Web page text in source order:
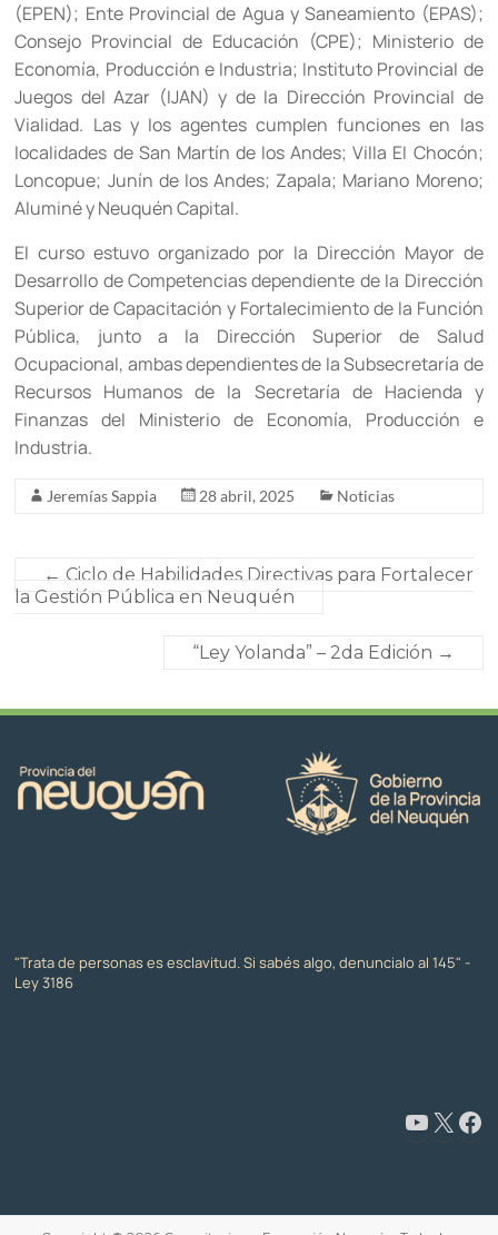
(EPEN); Ente Provincial de Agua y Saneamiento (EPAS);
Consejo Provincial de Educación (CPE); Ministerio de
Economía, Producción e Industria; Instituto Provincial de
Juegos del Azar (IJAN) y de la Dirección Provincial de
Vialidad. Las y los agentes cumplen funciones en las
localidades de San Martín de los Andes; Villa El Chocón;
Loncopue; Junín de los Andes; Zapala; Mariano Moreno;
Aluminé y Neuquén Capital.
El curso estuvo organizado por la Dirección Mayor de
Desarrollo de Competencias dependiente de la Dirección
Superior de Capacitación y Fortalecimiento de la Función
Pública, junto a la Dirección Superior de Salud
Ocupacional, ambas dependientes de la Subsecretaría de
Recursos Humanos de la Secretaría de Hacienda y
Finanzas del Ministerio de Economía, Producción e
Industria.
Jeremías Sappia 28 abril, 2025 Noticias
← Ciclo de Habilidades Directivas para Fortalecer
la Gestión Pública en Neuquén
“Ley Yolanda” – 2da Edición →
"Trata de personas es esclavitud. Si sabés algo, denuncialo al 145" -
Ley 3186
www.youtube.com/@CapacitaciónyFormaciónNeuquén X Facebook